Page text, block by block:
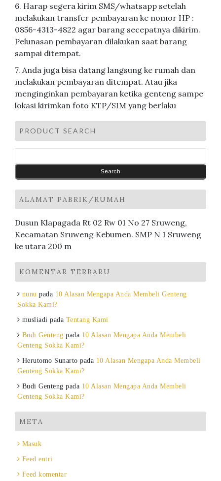
6. Harap segera kirim SMS/whatsapp setelah
melakukan transfer pembayaran ke nomor HP :
0856-4313-4822 agar barang secepatnya dikirim.
Pelunasan pembayaran dilakukan saat barang
sampai ditempat.
7. Anda juga bisa datang langsung ke rumah dan
melakukan pembayaran ditempat. Atau jika
menginginkan pembayaran ketika genteng sampe
lokasi kirimkan foto KTP/SIM yang berlaku
PRODUCT SEARCH
ALAMAT PABRIK/RUMAH
Dusun Klapagada Rt 02 Rw 01 No 27 Sruweng,
Kecamatan Sruweng Kebumen. SMP N 1 Sruweng
ke utara 200 m
KOMENTAR TERBARU
nunu pada 10 Alasan Mengapa Anda Membeli Genteng
Sokka Kami?
musliadi pada Tentang Kami
Budi Genteng pada 10 Alasan Mengapa Anda Membeli
Genteng Sokka Kami?
Herutomo Sunarto pada 10 Alasan Mengapa Anda Membeli
Genteng Sokka Kami?
Budi Genteng pada 10 Alasan Mengapa Anda Membeli
Genteng Sokka Kami?
META
Masuk
Feed entri
Feed komentar